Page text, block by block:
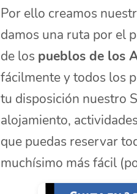
Por ello creamos
damos una ruta por el
de los pueblos de los
fácilmente y todos los
tu disposición nuestro
alojamiento,
que puedas reservar
muchísimo más fácil